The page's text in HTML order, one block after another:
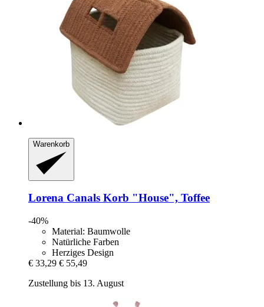
Warenkorb
Lorena Canals Korb "House", Toffee
-40%
Material: Baumwolle
Natürliche Farben
Herziges Design
€ 33,29 € 55,49
Zustellung bis 13. August